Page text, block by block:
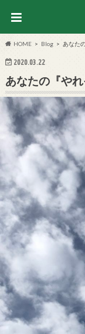
HOME Blog あなた
2020.03.22
あなたの『や